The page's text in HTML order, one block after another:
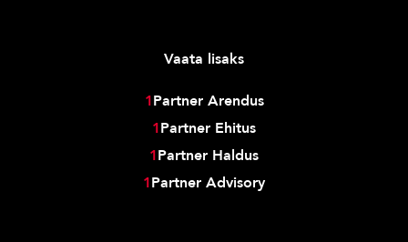
Vaata lisaks
1Partner Arendus
1Partner Ehitus
1Partner Haldus
1Partner Advisory